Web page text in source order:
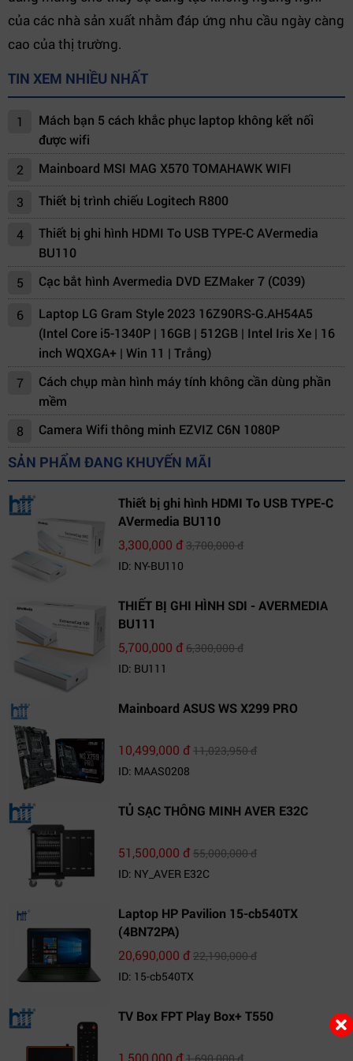
của các nhà sản xuất nhằm đáp ứng nhu cầu ngày càng
cao của thị trường.
TIN XEM NHIỀU NHẤT
1
Mách bạn 5 cách khắc phục laptop không kết nối
được wifi
2
Mainboard MSI MAG X570 TOMAHAWK WIFI
3 Thiết bị trình chiếu Logitech R800
4
Thiết bị ghi hình HDMI To USB TYPE-C AVermedia
BU110
5
Cạc bắt hình Avermedia DVD EZMaker 7 (C039)
6
Laptop LG Gram Style 2023 16Z90RS-G.AH54A5
(Intel Core i5-1340P | 16GB | 512GB | Intel Iris Xe | 16
inch WQXGA+ | Win 11 | Trắng)
7
Cách chụp màn hình máy tính không cần dùng phần
mềm
8
Camera Wifi thông minh EZVIZ C6N 1080P
SẢN PHẨM ĐANG KHUYẾN MÃI
Thiết bị ghi hình HDMI To USB TYPE-C
AVermedia BU110
3,300,000 đ3,700,000 đ
ID: NY-BU110
THIẾT BỊ GHI HÌNH SDI - AVERMEDIA
BU111
5,700,000 đ6,300,000 đ
ID: BU111
Mainboard ASUS WS X299 PRO
10,499,000 đ11,023,950 đ
ID: MAAS0208
TỦ SẠC THÔNG MINH AVER E32C
51,500,000 đ55,000,000 đ
ID: NY_AVER E32C
Laptop HP Pavilion 15-cb540TX
(4BN72PA)
20,690,000 đ22,190,000 đ
ID: 15-cb540TX
TV Box FPT Play Box+ T550
1,500,000 đ